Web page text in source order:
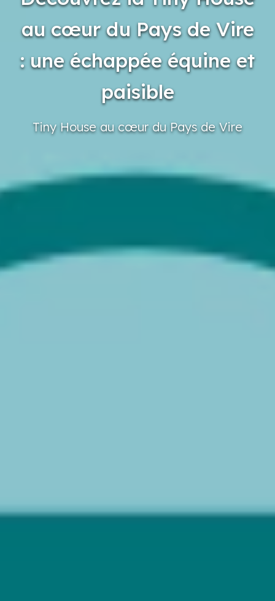
au cœur du Pays de Vire
: une échappée équine et
paisible
Tiny House au cœur du Pays de Vire